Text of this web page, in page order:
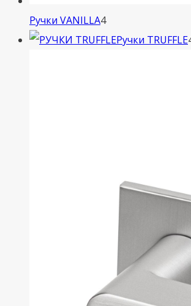
Ручки VANILLA44
товара
Ручки TRUFFLE